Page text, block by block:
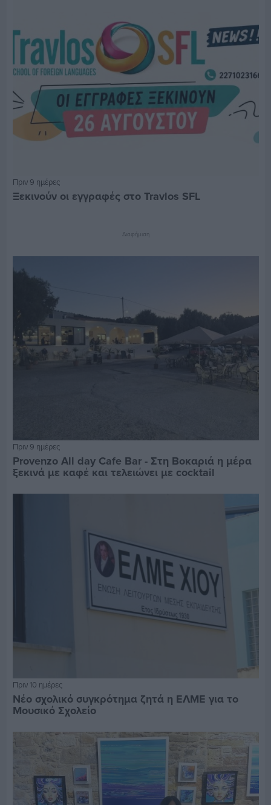
Πριν 9 ημέρες
Ξεκινούν οι εγγραφές στο Travlos SFL
Διαφήμιση
Πριν 9 ημέρες
Provenzo All day Cafe Bar - Στη Βοκαριά η μέρα
ξεκινά με καφέ και τελειώνει με cocktail
Πριν 10 ημέρες
Νέο σχολικό συγκρότημα ζητά η ΕΛΜΕ για το
Μουσικό Σχολείο